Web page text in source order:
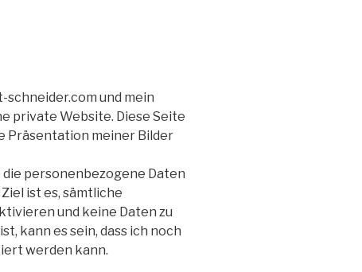
und mein
private Website. Diese Seite
Präsentation meiner Bilder
personenbezogene Daten
ist es, sämtliche
und keine Daten zu
kann es sein, dass ich noch
werden kann.